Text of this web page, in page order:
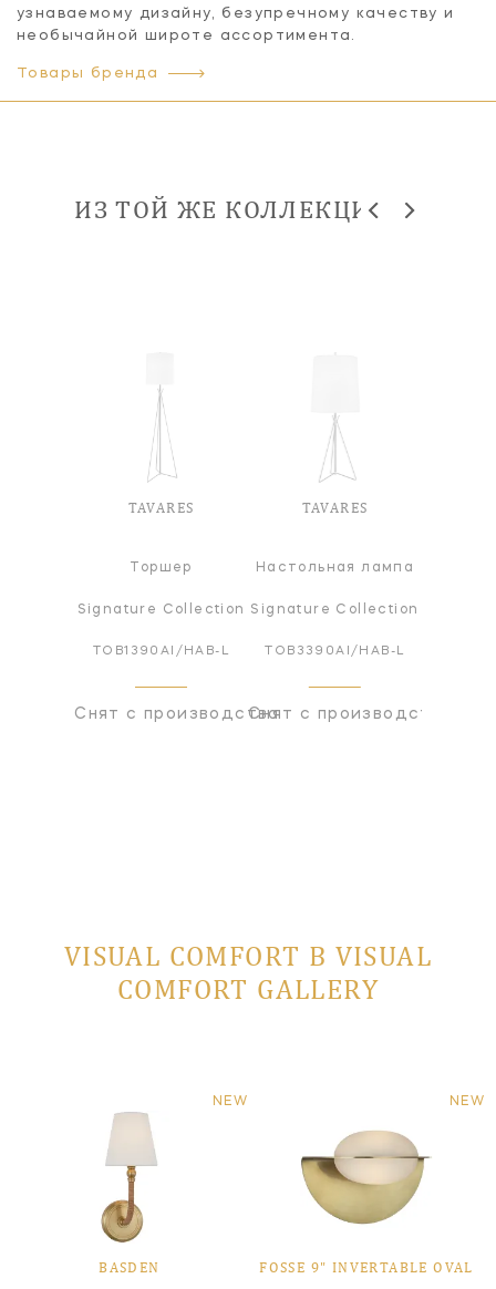
узнаваемому дизайну, безупречному качеству и
необычайной широте ассортимента.
Товары бренда
ИЗ ТОЙ ЖЕ КОЛЛЕКЦИИ
TAVARES
Торшер
Signature Collection
TOB1390AI/HAB-L
Снят с производства
TAVARES
Настольная лампа
Signature Collection
TOB3390AI/HAB-L
Снят с производства
VISUAL COMFORT В VISUAL
COMFORT GALLERY
NEW
BASDEN
NEW
FOSSE 9" INVERTABLE OVAL